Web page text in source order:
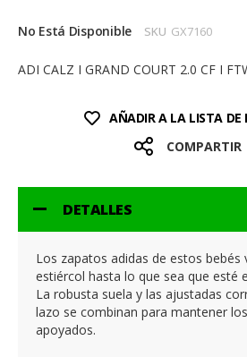
No Está Disponible SKU GX7160
ADI CALZ I GRAND COURT 2.0 CF I
AÑADIR A LA LISTA DE
COMPARTIR
DETALLES
Los zapatos adidas de estos bebés
estiércol hasta lo que sea que esté
La robusta suela y las ajustadas
lazo se combinan para mantener
apoyados.